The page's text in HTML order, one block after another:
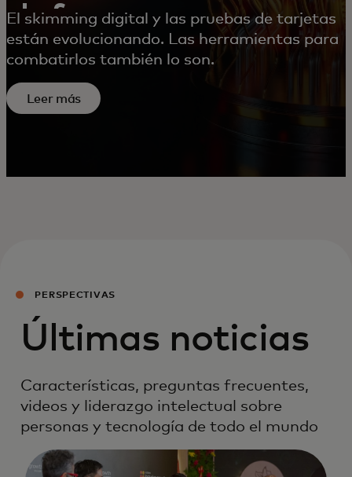
defensa.
El skimming digital y las pruebas de tarjetas
están evolucionando. Las herramientas para
combatirlos también lo son.
Leer más
PERSPECTIVAS
Últimas noticias
Características, preguntas frecuentes,
videos y liderazgo intelectual sobre
personas y tecnología de todo el mundo